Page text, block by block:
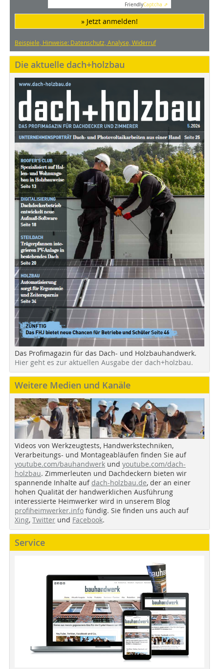
FriendlyCaptcha ⇗
» Jetzt anmelden!
Beispiele, Hinweise: Datenschutz, Analyse, Widerruf
Die aktuelle dach+holzbau
Das Profimagazin für das Dach- und Holzbauhandwerk.
Hier geht es zur aktuellen Ausgabe der dach+holzbau.
Weitere Medien und Kanäle
Videos von Werkzeugtests, Handwerkstechniken,
Verarbeitungs- und Montageabläufen finden Sie auf
youtube.com/bauhandwerk und youtube.com/dach-
holzbau. Zimmerleuten und Dachdeckern bieten wir
spannende Inhalte auf dach-holzbau.de, der an einer
hohen Qualität der handwerklichen Ausführung
interessierte Heimwerker wird in unserem Blog
profiheimwerker.info fündig. Sie finden uns auch auf
Xing, Twitter und Facebook.
Service